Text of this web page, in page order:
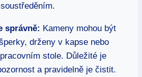
správně: Kameny mohou být
drženy v kapse nebo
stole. Důležité je
a pravidelně je čistit.